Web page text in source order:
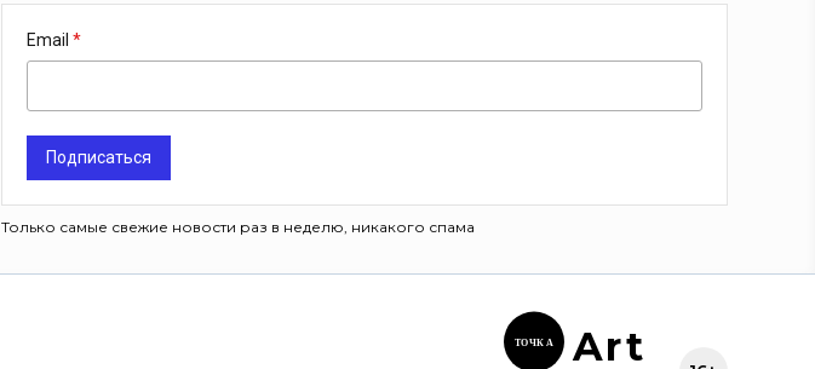
Email
Подписаться
Только самые свежие новости раз в неделю, никакого спама
ТОЧК А Art